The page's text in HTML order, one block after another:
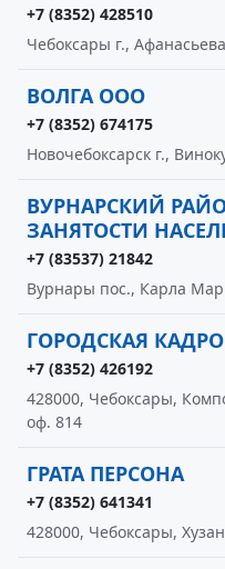
+7 (8352) 428510
Чебоксары г.,
ВОЛГА ООО
+7 (8352) 674175
Новочебоксарск г.,
ВУРНАРСКИЙ
ЗАНЯТОСТИ
+7 (83537) 21842
Вурнары пос., Карла
ГОРОДСКАЯ
+7 (8352) 426192
428000, Чебоксары,
оф. 814
ГРАТА ПЕРСОНА
+7 (8352) 641341
428000, Чебоксары,